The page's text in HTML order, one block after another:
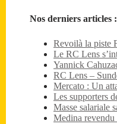
Nos derniers articles :
Revoilà la piste
Le RC Lens
Yannick
RC Lens –
Mercato : Un
Les supporters
Masse salariale
Medina